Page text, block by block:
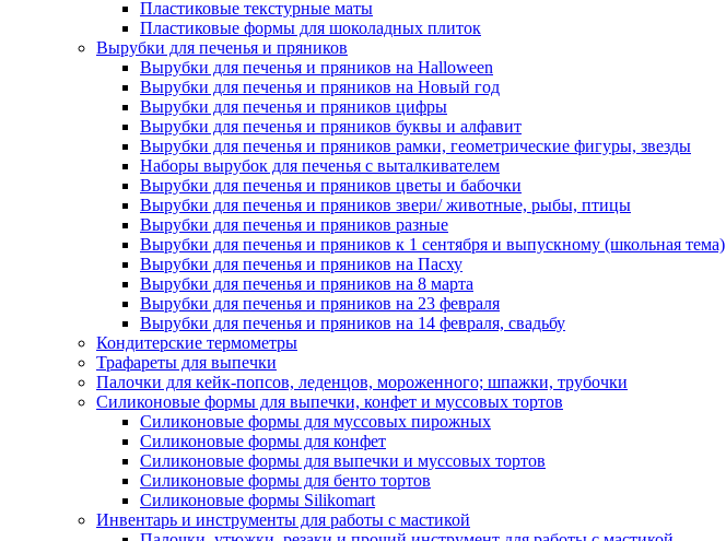
Пластиковые текстурные маты
Пластиковые формы для шоколадных плиток
Вырубки для печенья и пряников
Вырубки для печенья и пряников на Halloween
Вырубки для печенья и пряников на Новый год
Вырубки для печенья и пряников цифры
Вырубки для печенья и пряников буквы и алфавит
Вырубки для печенья и пряников рамки, геометрические фигуры, звезды
Наборы вырубок для печенья с выталкивателем
Вырубки для печенья и пряников цветы и бабочки
Вырубки для печенья и пряников звери/ животные, рыбы, птицы
Вырубки для печенья и пряников разные
Вырубки для печенья и пряников к 1 сентября и выпускному (школьная тема)
Вырубки для печенья и пряников на Пасху
Вырубки для печенья и пряников на 8 марта
Вырубки для печенья и пряников на 23 февраля
Вырубки для печенья и пряников на 14 февраля, свадьбу
Кондитерские термометры
Трафареты для выпечки
Палочки для кейк-попсов, леденцов, мороженного; шпажки, трубочки
Силиконовые формы для выпечки, конфет и муссовых тортов
Силиконовые формы для муссовых пирожных
Силиконовые формы для конфет
Силиконовые формы для выпечки и муссовых тортов
Силиконовые формы для бенто тортов
Силиконовые формы Silikomart
Инвентарь и инструменты для работы с мастикой